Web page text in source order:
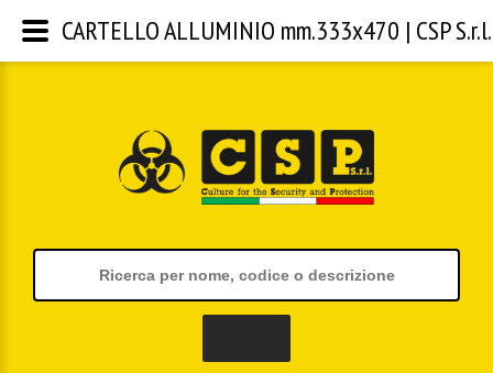
CARTELLO ALLUMINIO mm.333x470 | CSP S.r.l.